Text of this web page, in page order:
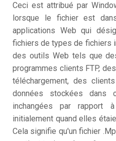
Ceci est attribué par
lorsque le fichier est
applications Web qui
fichiers de types de fichiers
des outils Web tels que
programmes clients FTP,
téléchargement, des
données stockées dans
inchangées par rapport
initialement quand elles
Cela signifie qu'un fichier